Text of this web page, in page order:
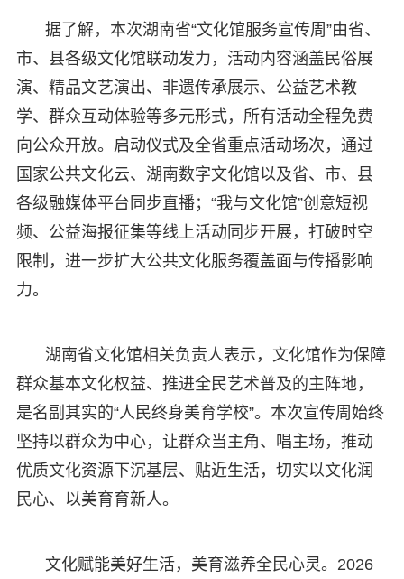
据了解，本次湖南省“文化馆服务宣传周”由省、
市、县各级文化馆联动发力，活动内容涵盖民俗展
演、精品文艺演出、非遗传承展示、公益艺术教
学、群众互动体验等多元形式，所有活动全程免费
向公众开放。启动仪式及全省重点活动场次，通过
国家公共文化云、湖南数字文化馆以及省、市、县
各级融媒体平台同步直播；“我与文化馆”创意短视
频、公益海报征集等线上活动同步开展，打破时空
限制，进一步扩大公共文化服务覆盖面与传播影响
力。
湖南省文化馆相关负责人表示，文化馆作为保障
群众基本文化权益、推进全民艺术普及的主阵地，
是名副其实的“人民终身美育学校”。本次宣传周始终
坚持以群众为中心，让群众当主角、唱主场，推动
优质文化资源下沉基层、贴近生活，切实以文化润
民心、以美育育新人。
文化赋能美好生活，美育滋养全民心灵。2026